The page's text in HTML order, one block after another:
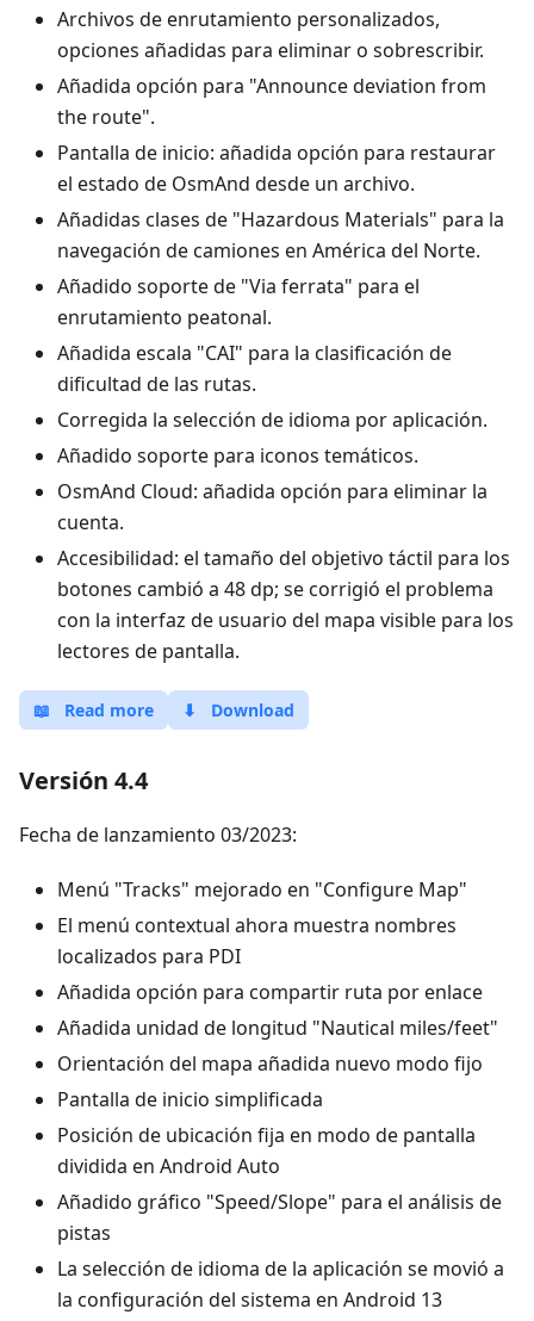
Archivos de enrutamiento personalizados,
opciones añadidas para eliminar o sobrescribir.
Añadida opción para "Announce deviation from
the route".
Pantalla de inicio: añadida opción para restaurar
el estado de OsmAnd desde un archivo.
Añadidas clases de "Hazardous Materials" para la
navegación de camiones en América del Norte.
Añadido soporte de "Via ferrata" para el
enrutamiento peatonal.
Añadida escala "CAI" para la clasificación de
dificultad de las rutas.
Corregida la selección de idioma por aplicación.
Añadido soporte para iconos temáticos.
OsmAnd Cloud: añadida opción para eliminar la
cuenta.
Accesibilidad: el tamaño del objetivo táctil para los
botones cambió a 48 dp; se corrigió el problema
con la interfaz de usuario del mapa visible para los
lectores de pantalla.
📖 Read more ⬇ Download
Versión 4.4
Fecha de lanzamiento 03/2023:
Menú "Tracks" mejorado en "Configure Map"
El menú contextual ahora muestra nombres
localizados para PDI
Añadida opción para compartir ruta por enlace
Añadida unidad de longitud "Nautical miles/feet"
Orientación del mapa añadida nuevo modo fijo
Pantalla de inicio simplificada
Posición de ubicación fija en modo de pantalla
dividida en Android Auto
Añadido gráfico "Speed/Slope" para el análisis de
pistas
La selección de idioma de la aplicación se movió a
la configuración del sistema en Android 13